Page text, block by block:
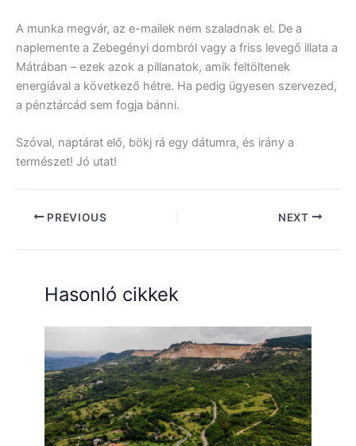
A munka megvár, az e-mailek nem szaladnak el. De a
naplemente a Zebegényi dombról vagy a friss levegő illata a
Mátrában – ezek azok a pillanatok, amik feltöltenek
energiával a következő hétre. Ha pedig ügyesen szervezed,
a pénztárcád sem fogja bánni.
Szóval, naptárat elő, bökj rá egy dátumra, és irány a
természet! Jó utat!
PREVIOUS NEXT
Hasonló cikkek